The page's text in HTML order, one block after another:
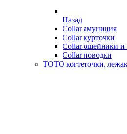
Назад
Collar амуниция
Collar курточки
Collar ошейники и
Collar поводки
ТОТО когтеточки,